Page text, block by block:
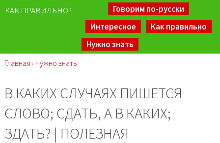
КАК ПРАВИЛЬНО?
Говорим по-русски
Интересное
Как правильно
Нужно знать
Главная › Нужно знать
В КАКИХ СЛУЧАЯХ ПИШЕТСЯ
СЛОВО; СДАТЬ, А В КАКИХ;
ЗДАТЬ? | ПОЛЕЗНАЯ